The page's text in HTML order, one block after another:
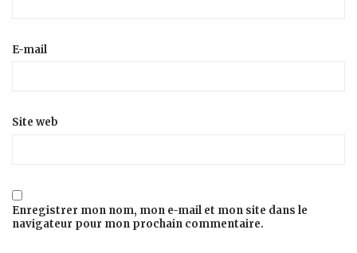
E-mail
Site web
Enregistrer mon nom, mon e-mail et mon site dans le
navigateur pour mon prochain commentaire.